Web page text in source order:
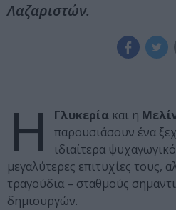
Λαζαριστών.
Η Γλυκερία και η
παρουσιάσουν ένα
ιδιαίτερα
μεγαλύτερες επιτυχίες τους,
τραγούδια – σταθμούς
δημιουργών.